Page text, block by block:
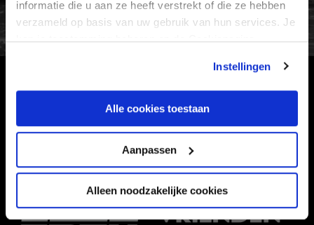
informatie die u aan ze heeft verstrekt of die ze hebben
verzameld op basis van uw gebruik van hun services. Je
kan je toestemming beheren op de Cookiepagina.
Instellingen
Alle cookies toestaan
Aanpassen
Alleen noodzakelijke cookies
HOOFDSPONSOR
EREDIVISIEPARTNERS